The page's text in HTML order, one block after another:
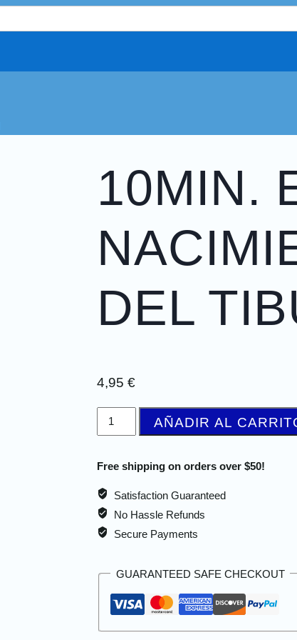
10MIN.
DEL
4,95€
AÑADIR AL
Free shipping on orders over $50!
Satisfaction Guaranteed
No Hassle Refunds
Secure Payments
GUARANTEED SAFE CHECKOUT